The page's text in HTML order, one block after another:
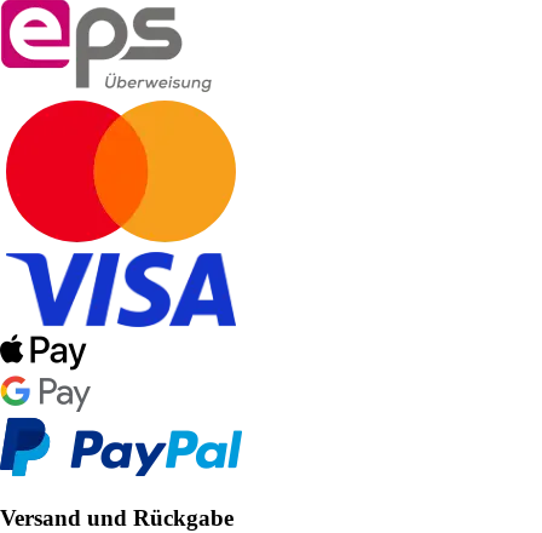
Versand und Rückgabe